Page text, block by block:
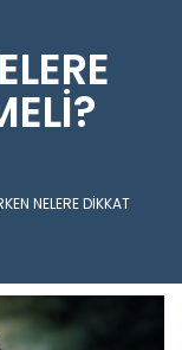
NELERE DIKKAT